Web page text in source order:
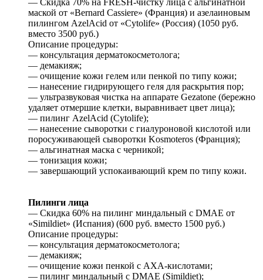
маской от «Bernard Cassiere» (Франция) и азелаиновым
пилингом AzelAcid от «Cytolife» (Россия) (1050 руб.
вместо 3500 руб.)
Описание процедуры:
— консультация дерматокосметолога;
— демакияж;
— очищение кожи гелем или пенкой по типу кожи;
— нанесение гидрирующего геля для раскрытия пор;
— ультразвуковая чистка на аппарате Gezatone (бережно
удаляет отмершие клетки, выравнивает цвет лица);
— пилинг AzelAcid (Cytolife);
— нанесение сыворотки с гиалуроновой кислотой или
поросуживающей сыворотки Kosmoteros (Франция);
— альгинатная маска с черникой;
— тонизация кожи;
— завершающий успокаивающий крем по типу кожи.
Пилинги лица
— Скидка 60% на пилинг миндальный c DMAE от
«Simildiet» (Испания) (600 руб. вместо 1500 руб.)
Описание процедуры:
— консультация дерматокосметолога;
— демакияж;
— очищение кожи пенкой с AXA-кислотами;
— пилинг миндальный c DMAE (Simildiet);